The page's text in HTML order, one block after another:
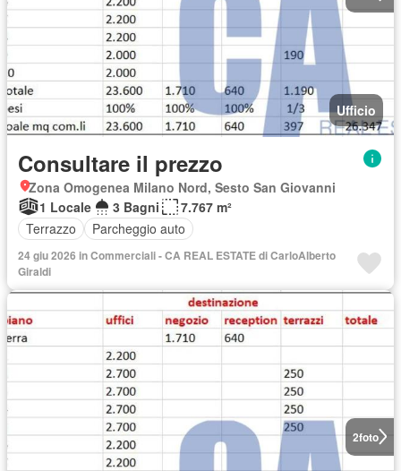
Ufficio
Consultare il prezzo
Zona Omogenea Milano Nord, Sesto San Giovanni
1 Locale
3 Bagni
7.767 m²
Terrazzo
Parcheggio auto
24 giu 2026 in Commerciali - CA REAL ESTATE di CarloAlberto
Giraldi
2foto